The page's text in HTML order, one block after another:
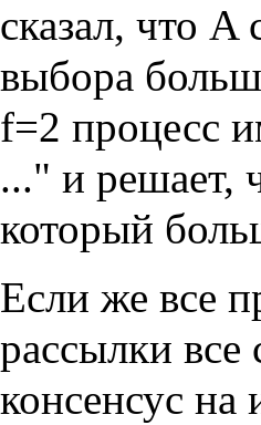
сказал, что A
выбора
f=2 процесс
..." и решает,
который
Если же все
рассылки все
консенсус на